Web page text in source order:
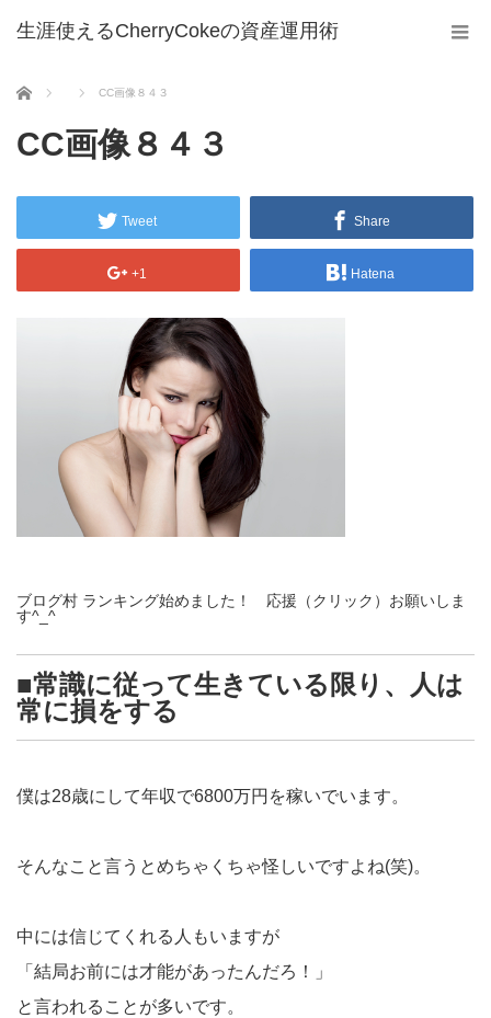
生涯使えるCherryCokeの資産運用術
ホーム CC画像８４３
CC画像８４３
Tweet Share
+1 Hatena
ブログ村 ランキング始めました！ 応援（クリック）お願いしま
す^_^
■常識に従って生きている限り、人は
常に損をする
僕は28歳にして年収で6800万円を稼いでいます。
そんなこと言うとめちゃくちゃ怪しいですよね(笑)。
中には信じてくれる人もいますが
「結局お前には才能があったんだろ！」
と言われることが多いです。